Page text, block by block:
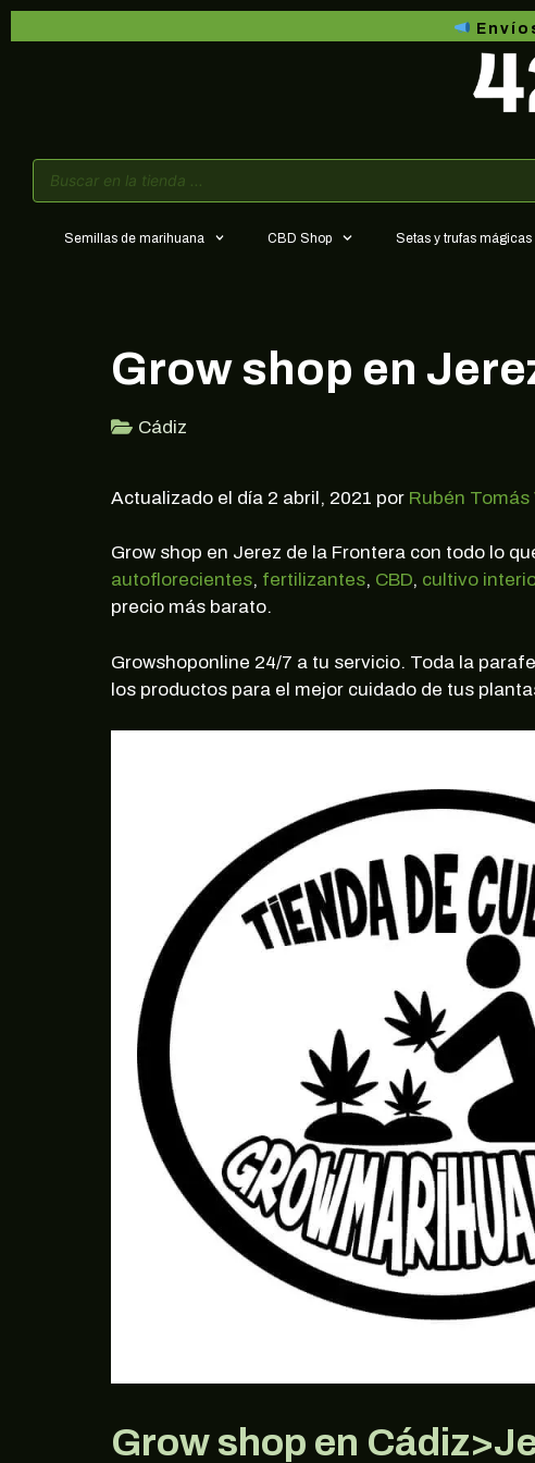
Semillas de marihuana CBD Shop Setas y trufas mágicas
Grow shop en
Cádiz
Actualizado el día 2 abril, 2021 por Rubén Tomás
Grow shop en Jerez de la Frontera con todo lo
autoflorecientes, fertilizantes, CBD, cultivo
precio más barato.
Growshoponline 24/7 a tu servicio. Toda la
los productos para el mejor cuidado de tus
Grow shop en